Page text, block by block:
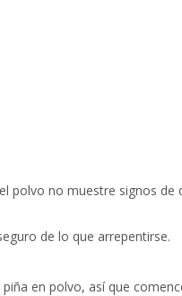
polvo no muestre signos de
de lo que arrepentirse.
en polvo, así que